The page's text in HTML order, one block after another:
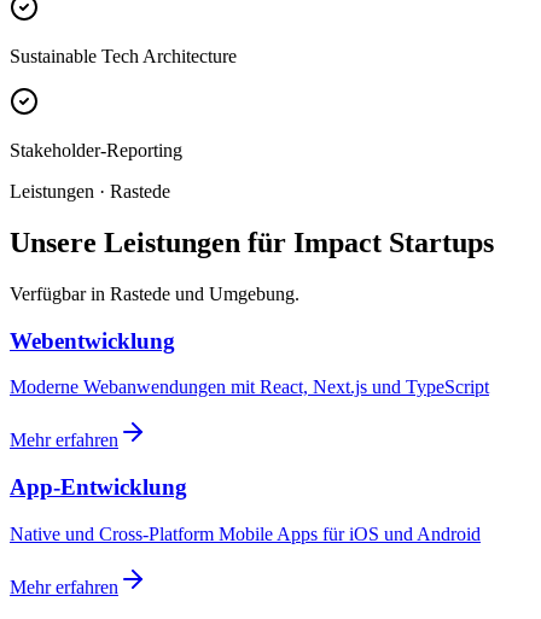
Sustainable Tech Architecture
Stakeholder-Reporting
Leistungen · Rastede
Unsere Leistungen für Impact Startups
Verfügbar in Rastede und Umgebung.
Webentwicklung
Moderne Webanwendungen mit React, Next.js und TypeScript
Mehr erfahren
App-Entwicklung
Native und Cross-Platform Mobile Apps für iOS und Android
Mehr erfahren